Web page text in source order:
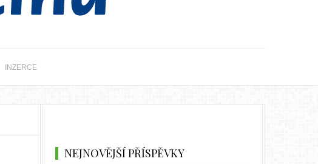
INZERCE
NEJNOVĚJŠÍ PŘÍSPĚVKY